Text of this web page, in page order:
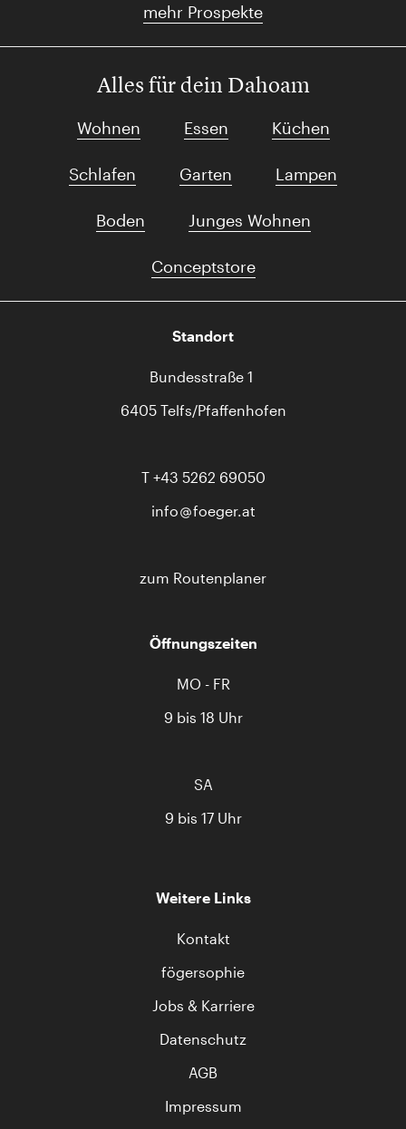
mehr Prospekte
Alles für dein Dahoam
Wohnen Essen Küchen
Schlafen Garten Lampen
Boden Junges Wohnen
Conceptstore
Standort
Bundesstraße 1
6405 Telfs/Pfaffenhofen
T +43 5262 69050
info
foeger.at
zum Routenplaner
Öffnungszeiten
MO - FR
9 bis 18 Uhr
SA
9 bis 17 Uhr
Weitere Links
Kontakt
fögersophie
Jobs & Karriere
Datenschutz
AGB
Impressum